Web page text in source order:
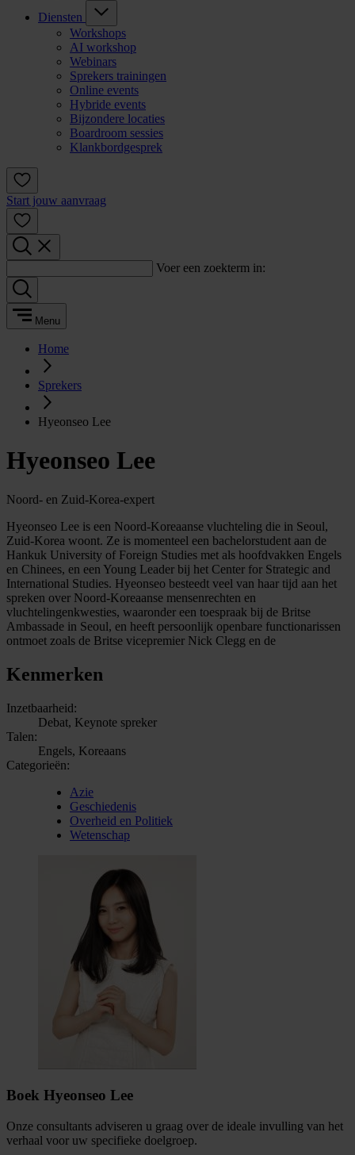
Diensten
Workshops
AI workshop
Webinars
Sprekers trainingen
Online events
Hybride events
Bijzondere locaties
Boardroom sessies
Klankbordgesprek
Start jouw aanvraag
Voer een zoekterm in:
Menu
Home
Sprekers
Hyeonseo Lee
Hyeonseo Lee
Noord- en Zuid-Korea-expert
Hyeonseo Lee is een Noord-Koreaanse vluchteling die in Seoul,
Zuid-Korea woont. Ze is momenteel een bachelorstudent aan de
Hankuk University of Foreign Studies met als hoofdvakken Engels
en Chinees, en een Young Leader bij het Center for Strategic and
International Studies. Hyeonseo besteedt veel van haar tijd aan het
spreken over Noord-Koreaanse mensenrechten en
vluchtelingenkwesties, waaronder een toespraak bij de Britse
Ambassade in Seoul, en heeft persoonlijk openbare functionarissen
ontmoet zoals de Britse vicepremier Nick Clegg en de
Kenmerken
Inzetbaarheid:
Debat, Keynote spreker
Talen:
Engels, Koreaans
Categorieën:
Azie
Geschiedenis
Overheid en Politiek
Wetenschap
Boek Hyeonseo Lee
Onze consultants adviseren u graag over de ideale invulling van het
verhaal voor uw specifieke doelgroep.